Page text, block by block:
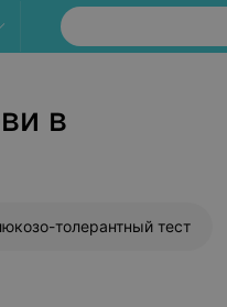
в
толерантный тест